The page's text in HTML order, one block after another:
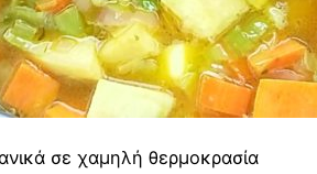
σε χαμηλή θερμοκρασία